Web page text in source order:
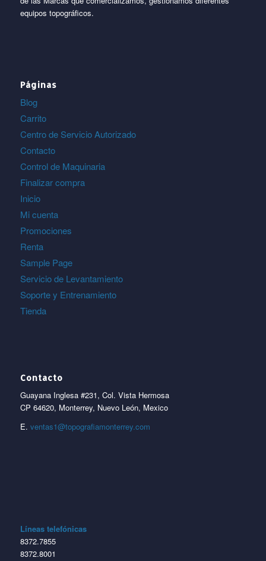
equipos topográficos.
Páginas
Blog
Carrito
Centro de Servicio Autorizado
Contacto
Control de Maquinaria
Finalizar compra
Inicio
Mi cuenta
Promociones
Renta
Sample Page
Servicio de Levantamiento
Soporte y Entrenamiento
Tienda
Contacto
Guayana Inglesa #231, Col. Vista Hermosa
CP 64620, Monterrey, Nuevo León, Mexico
E. ventas1@topografiamonterrey.com
Líneas telefónicas
8372.7855
8372.8001